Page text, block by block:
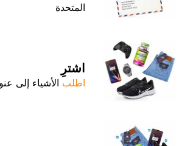
المتحدة
اشترِ
اطلب الأشياء إلى